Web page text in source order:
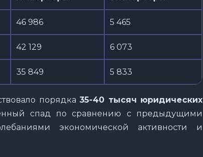
46 986 5 465
42 129 6 073
35 849 5 833
порядка35-40 тысяч юридических
спад по сравнению с предыдущими
экономической активности и